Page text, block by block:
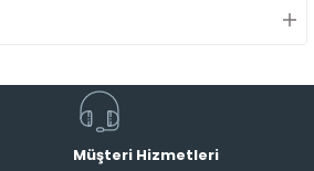
Müşteri Hizmetleri